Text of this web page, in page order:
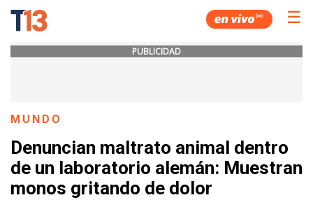
☰
PUBLICIDAD
MUNDO
Denuncian maltrato animal dentro
de un laboratorio alemán: Muestran
monos gritando de dolor